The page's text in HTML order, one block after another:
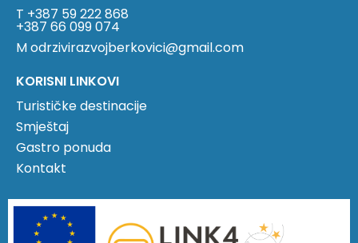
T +387 59 222 868
+387 66 099 074
M odrzivirazvojberkovici@gmail.com
KORISNI LINKOVI
Turističke destinacije
Smještaj
Gastro ponuda
Kontakt